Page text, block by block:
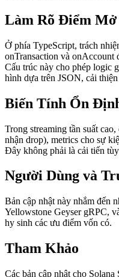
Làm Rõ Điểm Mở
Ở phía TypeScript, trách
onTransaction và onAccount
Cấu trúc này cho phép logic
hình dựa trên JSON, cải
Biến Tính Ổn
Trong streaming tần suất
nhận drop), metrics cho sự
Đây không phải là cải tiến
Người Dùng và
Bản cập nhật này nhắm đến
Yellowstone Geyser gRPC,
hy sinh các ưu điểm vốn có.
Tham Khảo
Các bản cập nhật cho